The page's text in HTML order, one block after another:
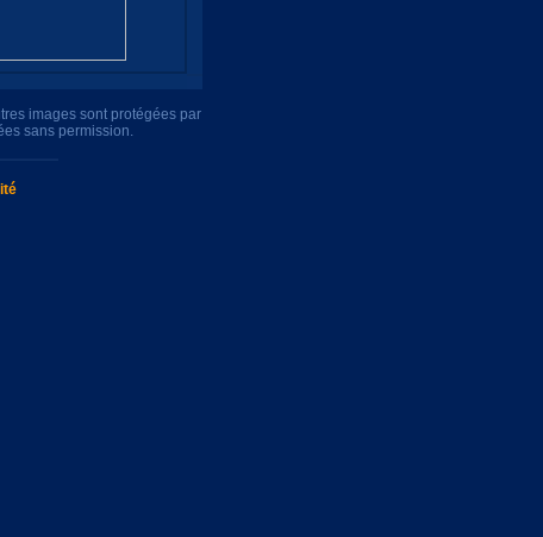
images sont protégées par
sans permission.